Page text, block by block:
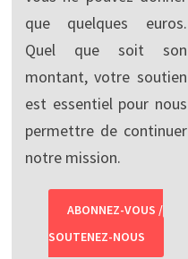
que quelques euros.
Quel que soit son
montant, votre soutien
est essentiel pour nous
permettre de continuer
notre mission.
ABONNEZ-VOUS /
SOUTENEZ-NOUS